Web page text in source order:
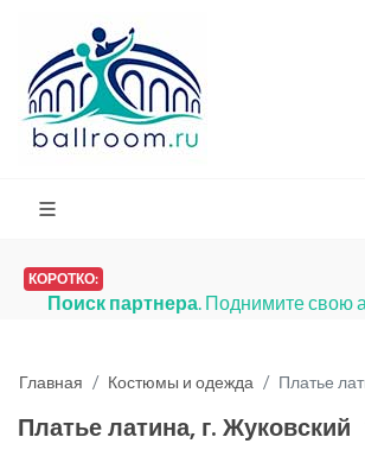
КОРОТКО:
Поиск партнера. Поднимите свою
Главная Костюмы и одежда Платье
Платье латина, г. Жуковский